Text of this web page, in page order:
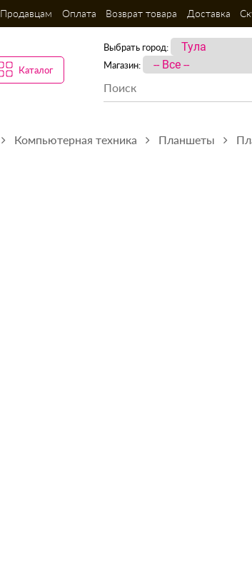
Продавцам Оплата Возврат товара Доставка
Каталог
Выбрать город:
Магазин:
Компьютерная техника Планшеты